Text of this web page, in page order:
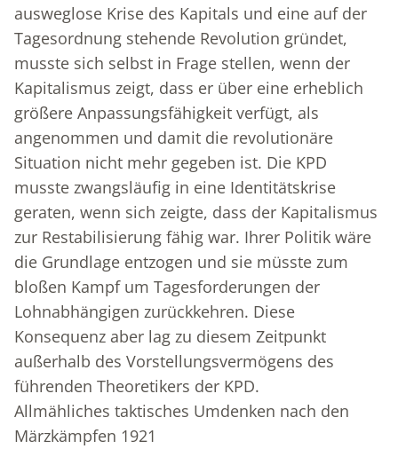
ausweglose Krise des Kapitals und eine auf der
Tagesordnung stehende Revolution gründet,
musste sich selbst in Frage stellen, wenn der
Kapitalismus zeigt, dass er über eine erheblich
größere Anpassungsfähigkeit verfügt, als
angenommen und damit die revolutionäre
Situation nicht mehr gegeben ist. Die KPD
musste zwangsläufig in eine Identitätskrise
geraten, wenn sich zeigte, dass der Kapitalismus
zur Restabilisierung fähig war. Ihrer Politik wäre
die Grundlage entzogen und sie müsste zum
bloßen Kampf um Tagesforderungen der
Lohnabhängigen zurückkehren. Diese
Konsequenz aber lag zu diesem Zeitpunkt
außerhalb des Vorstellungsvermögens des
führenden Theoretikers der KPD.
Allmähliches taktisches Umdenken nach den
Märzkämpfen 1921